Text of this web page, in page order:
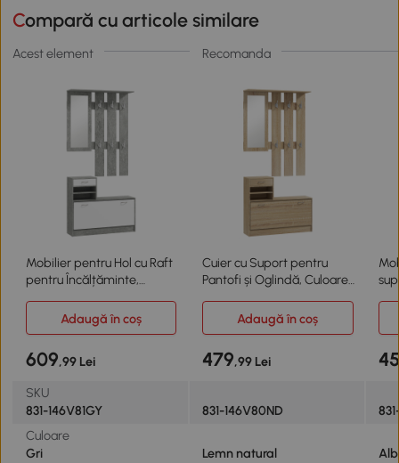
Compară cu articole similare
Acest element Recomanda
Mobilier pentru Hol cu Raft
pentru Încălțăminte,
Cuier cu Suport pentru
Pantofi și Oglindă, Culoare
Adaugă în coș
Adaugă în coș
609,99 Lei 479,99 Lei
SKU
831-146V81GY
831-146V80ND
Culoare
Gri
Lemn natural
Alb